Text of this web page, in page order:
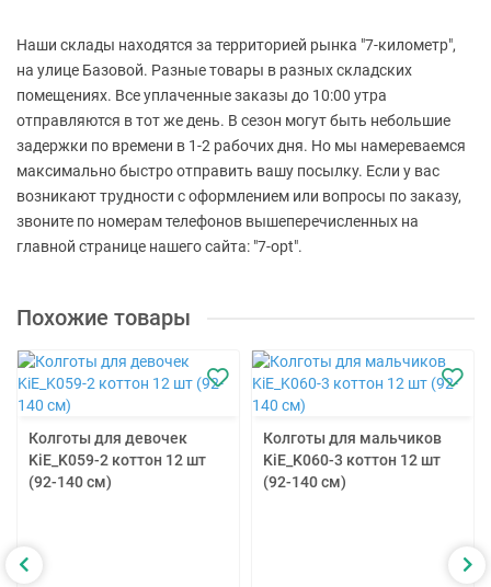
Наши склады находятся за территорией рынка "7-километр",
на улице Базовой. Разные товары в разных складских
помещениях. Все уплаченные заказы до 10:00 утра
отправляются в тот же день. В сезон могут быть небольшие
задержки по времени в 1-2 рабочих дня. Но мы намереваемся
максимально быстро отправить вашу посылку. Если у вас
возникают трудности с оформлением или вопросы по заказу,
звоните по номерам телефонов вышеперечисленных на
главной странице нашего сайта: "7-opt".
Похожие товары
Колготы для девочек
KiE_K059-2 коттон 12 шт
(92-140 см)
Колготы для мальчиков
KiE_K060-3 коттон 12 шт
(92-140 см)